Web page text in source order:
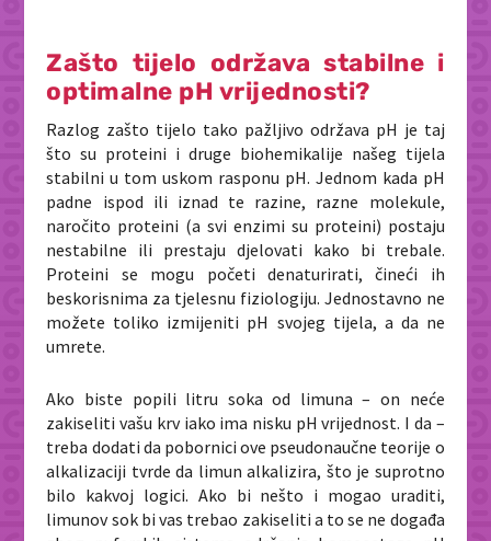
Zašto tijelo održava stabilne i
optimalne pH vrijednosti?
Razlog zašto tijelo tako pažljivo održava pH je taj
što su proteini i druge biohemikalije našeg tijela
stabilni u tom uskom rasponu pH. Jednom kada pH
padne ispod ili iznad te razine, razne molekule,
naročito proteini (a svi enzimi su proteini) postaju
nestabilne ili prestaju djelovati kako bi trebale.
Proteini se mogu početi denaturirati, čineći ih
beskorisnima za tjelesnu fiziologiju. Jednostavno ne
možete toliko izmijeniti pH svojeg tijela, a da ne
umrete.
Ako biste popili litru soka od limuna – on neće
zakiseliti vašu krv iako ima nisku pH vrijednost. I da –
treba dodati da pobornici ove pseudonaučne teorije o
alkalizaciji tvrde da limun alkalizira, što je suprotno
bilo kakvoj logici. Ako bi nešto i mogao uraditi,
limunov sok bi vas trebao zakiseliti a to se ne događa